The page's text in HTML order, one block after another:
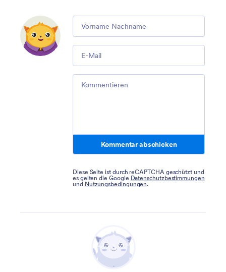
Comment
Email
Comment
Kommentar abschicken
Diese Seite ist durch reCAPTCHA geschützt und
es gelten die Google Datenschutzbestimmungen
und Nutzungsbedingungen.